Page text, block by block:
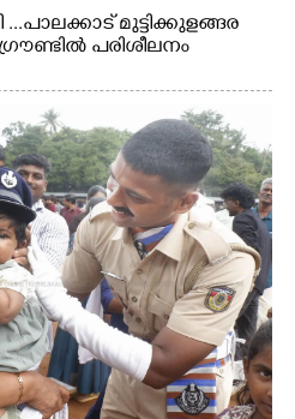
...പാലക്കാട് മുട്ടിക്കുളങ്ങര
പരിശീലനം